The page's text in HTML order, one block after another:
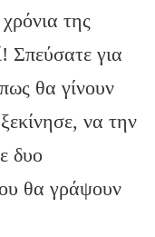
της
Σπεύσατε για
θα γίνουν
να την
δυο
θα γράψουν